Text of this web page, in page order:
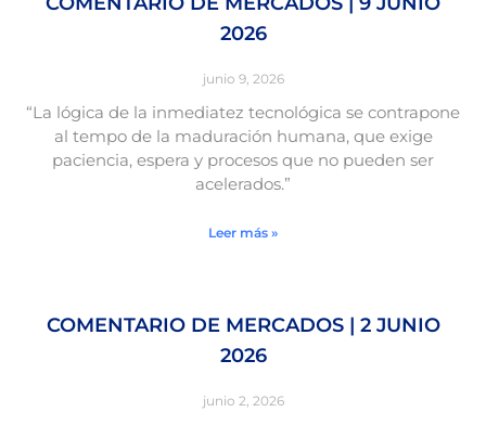
2026
junio 9, 2026
“La lógica de la inmediatez tecnológica se contrapone
al tempo de la maduración humana, que exige
paciencia, espera y procesos que no pueden ser
acelerados.”
Leer más »
COMENTARIO DE MERCADOS | 2 JUNIO
2026
junio 2, 2026